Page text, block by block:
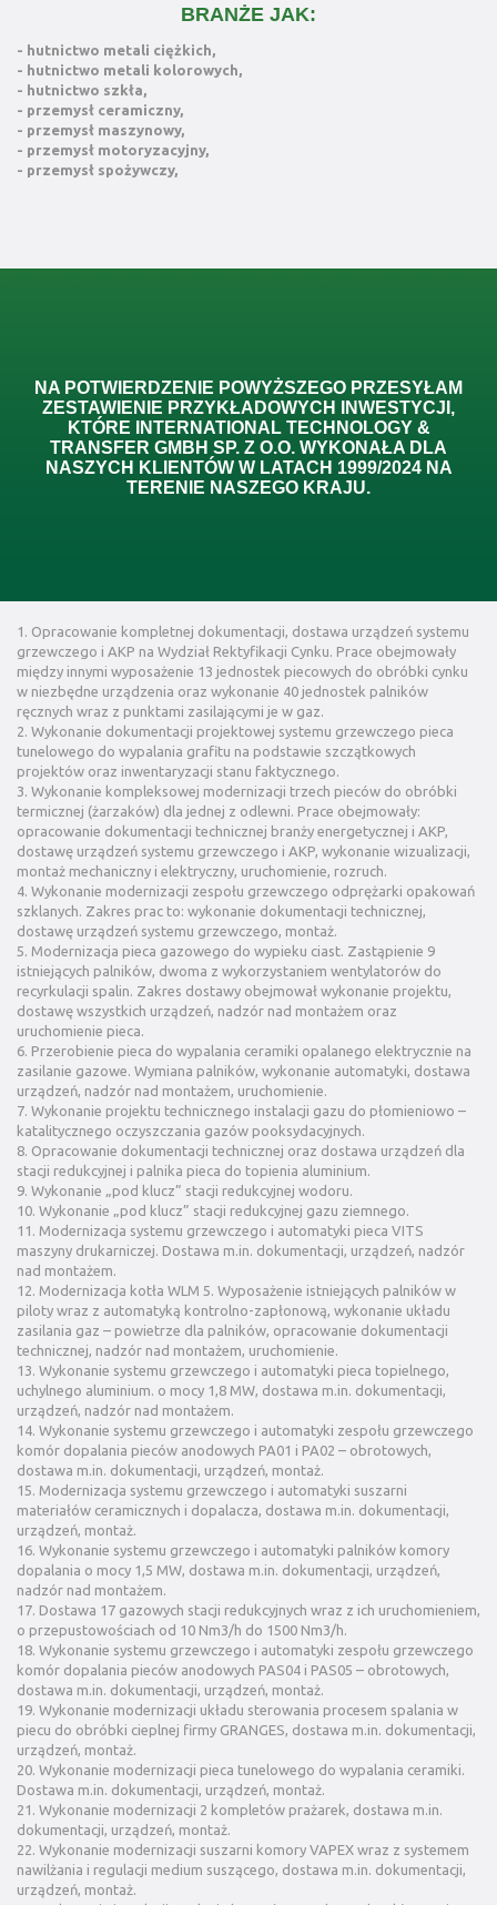
BRANŻE JAK:
- hutnictwo metali ciężkich,
- hutnictwo metali kolorowych,
- hutnictwo szkła,
- przemysł ceramiczny,
- przemysł maszynowy,
- przemysł motoryzacyjny,
- przemysł spożywczy,
NA POTWIERDZENIE POWYŻSZEGO PRZESYŁAM
ZESTAWIENIE PRZYKŁADOWYCH INWESTYCJI,
KTÓRE INTERNATIONAL TECHNOLOGY &
TRANSFER GMBH SP. Z O.O. WYKONAŁA DLA
NASZYCH KLIENTÓW W LATACH 1999/2024 NA
TERENIE NASZEGO KRAJU.
1. Opracowanie kompletnej dokumentacji, dostawa urządzeń systemu
grzewczego i AKP na Wydział Rektyfikacji Cynku. Prace obejmowały
między innymi wyposażenie 13 jednostek piecowych do obróbki cynku
w niezbędne urządzenia oraz wykonanie 40 jednostek palników
ręcznych wraz z punktami zasilającymi je w gaz.
2. Wykonanie dokumentacji projektowej systemu grzewczego pieca
tunelowego do wypalania grafitu na podstawie szczątkowych
projektów oraz inwentaryzacji stanu faktycznego.
3. Wykonanie kompleksowej modernizacji trzech pieców do obróbki
termicznej (żarzaków) dla jednej z odlewni. Prace obejmowały:
opracowanie dokumentacji technicznej branży energetycznej i AKP,
dostawę urządzeń systemu grzewczego i AKP, wykonanie wizualizacji,
montaż mechaniczny i elektryczny, uruchomienie, rozruch.
4. Wykonanie modernizacji zespołu grzewczego odprężarki opakowań
szklanych. Zakres prac to: wykonanie dokumentacji technicznej,
dostawę urządzeń systemu grzewczego, montaż.
5. Modernizacja pieca gazowego do wypieku ciast. Zastąpienie 9
istniejących palników, dwoma z wykorzystaniem wentylatorów do
recyrkulacji spalin. Zakres dostawy obejmował wykonanie projektu,
dostawę wszystkich urządzeń, nadzór nad montażem oraz
uruchomienie pieca.
6. Przerobienie pieca do wypalania ceramiki opalanego elektrycznie na
zasilanie gazowe. Wymiana palników, wykonanie automatyki, dostawa
urządzeń, nadzór nad montażem, uruchomienie.
7. Wykonanie projektu technicznego instalacji gazu do płomieniowo –
katalitycznego oczyszczania gazów pooksydacyjnych.
8. Opracowanie dokumentacji technicznej oraz dostawa urządzeń dla
stacji redukcyjnej i palnika pieca do topienia aluminium.
9. Wykonanie „pod klucz” stacji redukcyjnej wodoru.
10. Wykonanie „pod klucz” stacji redukcyjnej gazu ziemnego.
11. Modernizacja systemu grzewczego i automatyki pieca VITS
maszyny drukarniczej. Dostawa m.in. dokumentacji, urządzeń, nadzór
nad montażem.
12. Modernizacja kotła WLM 5. Wyposażenie istniejących palników w
piloty wraz z automatyką kontrolno-zapłonową, wykonanie układu
zasilania gaz – powietrze dla palników, opracowanie dokumentacji
technicznej, nadzór nad montażem, uruchomienie.
13. Wykonanie systemu grzewczego i automatyki pieca topielnego,
uchylnego aluminium. o mocy 1,8 MW, dostawa m.in. dokumentacji,
urządzeń, nadzór nad montażem.
14. Wykonanie systemu grzewczego i automatyki zespołu grzewczego
komór dopalania pieców anodowych PA01 i PA02 – obrotowych,
dostawa m.in. dokumentacji, urządzeń, montaż.
15. Modernizacja systemu grzewczego i automatyki suszarni
materiałów ceramicznych i dopalacza, dostawa m.in. dokumentacji,
urządzeń, montaż.
16. Wykonanie systemu grzewczego i automatyki palników komory
dopalania o mocy 1,5 MW, dostawa m.in. dokumentacji, urządzeń,
nadzór nad montażem.
17. Dostawa 17 gazowych stacji redukcyjnych wraz z ich uruchomieniem,
o przepustowościach od 10 Nm3/h do 1500 Nm3/h.
18. Wykonanie systemu grzewczego i automatyki zespołu grzewczego
komór dopalania pieców anodowych PAS04 i PAS05 – obrotowych,
dostawa m.in. dokumentacji, urządzeń, montaż.
19. Wykonanie modernizacji układu sterowania procesem spalania w
piecu do obróbki cieplnej firmy GRANGES, dostawa m.in. dokumentacji,
urządzeń, montaż.
20. Wykonanie modernizacji pieca tunelowego do wypalania ceramiki.
Dostawa m.in. dokumentacji, urządzeń, montaż.
21. Wykonanie modernizacji 2 kompletów prażarek, dostawa m.in.
dokumentacji, urządzeń, montaż.
22. Wykonanie modernizacji suszarni komory VAPEX wraz z systemem
nawilżania i regulacji medium suszącego, dostawa m.in. dokumentacji,
urządzeń, montaż.